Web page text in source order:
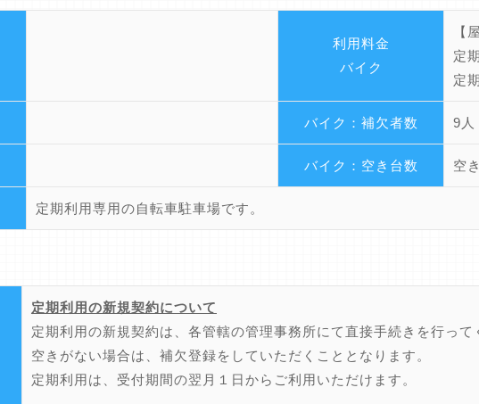
利用料金
バイク
【
定
定
バイク：補欠者数 9人
バイク：空き台数 空
定期利用専用の自転車駐車場です。
定期利用の新規契約について
定期利用の新規契約は、各管轄の管理事務所にて直接手続きを行って
空きがない場合は、補欠登録をしていただくこととなります。
定期利用は、受付期間の翌月１日からご利用いただけます。